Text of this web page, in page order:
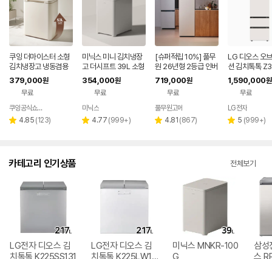
쿠잉 더마이스터 소형
김치냉장고 냉동겸용
뚜껑형 발효숙성 K05
5CGGB 그레이지
379,000원
무료
페이
쿠잉공식쇼핑몰
별 4.85 리
(123)
미닉스 미니 김치냉장
고 더시프트 39L 소형
뚜껑형
354,000원
무료
미닉스
별 4.77 리
(999+)
[슈퍼적립 10%] 풀무
원 26년형 2등급 인버
터 김치 냉장고 148L
(린넨베이지) KS148E
G1N2 (락앤락 김치통
2개 포함/별도배송)
719,000원
무료
풀무원고메
별 4.81 리
(867)
LG 디오스 오
션 김치톡톡
EF11
1,590,000원
무료
LG전자
별 5 리
(999+)
카테고리 인기상품 전체보기
LG전자 디오스 김
치톡톡 K225SS131
LG전자 디오스 김
치톡톡 K225LW12
미닉스 MNKR-100
G
삼성
스